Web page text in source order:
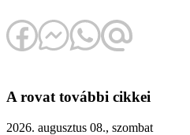
A rovat további cikkei
2026. augusztus 08., szombat